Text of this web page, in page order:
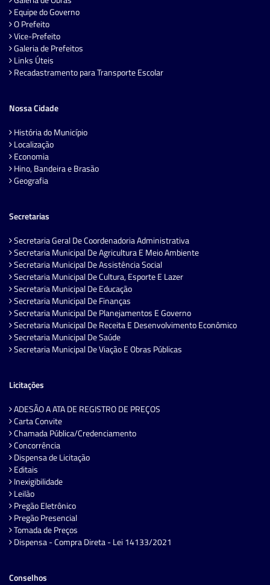
Equipe do Governo
O Prefeito
Vice-Prefeito
Galeria de Prefeitos
Links Úteis
Recadastramento para Transporte Escolar
Nossa Cidade
História do Município
Localização
Economia
Hino, Bandeira e Brasão
Geografia
Secretarias
Secretaria Geral De Coordenadoria Administrativa
Secretaria Municipal De Agricultura E Meio Ambiente
Secretaria Municipal De Assistência Social
Secretaria Municipal De Cultura, Esporte E Lazer
Secretaria Municipal De Educação
Secretaria Municipal De Finanças
Secretaria Municipal De Planejamentos E Governo
Secretaria Municipal De Receita E Desenvolvimento Econômico
Secretaria Municipal De Saúde
Secretaria Municipal De Viação E Obras Públicas
Licitações
ADESÃO A ATA DE REGISTRO DE PREÇOS
Carta Convite
Chamada Pública/Credenciamento
Concorrência
Dispensa de Licitação
Editais
Inexigibilidade
Leilão
Pregão Eletrônico
Pregão Presencial
Tomada de Preços
Dispensa - Compra Direta - Lei 14133/2021
Conselhos